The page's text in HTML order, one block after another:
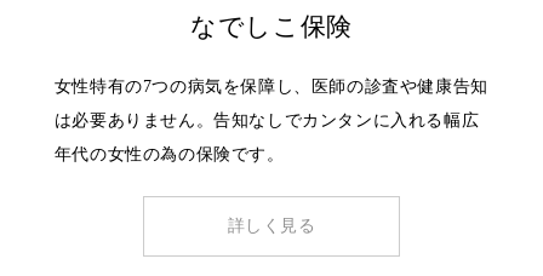
なでしこ保険
女性特有の7つの病気を保障し、医師の診査や健康告知
は必要ありません。告知なしでカンタンに入れる幅広
年代の女性の為の保険です。
詳しく見る